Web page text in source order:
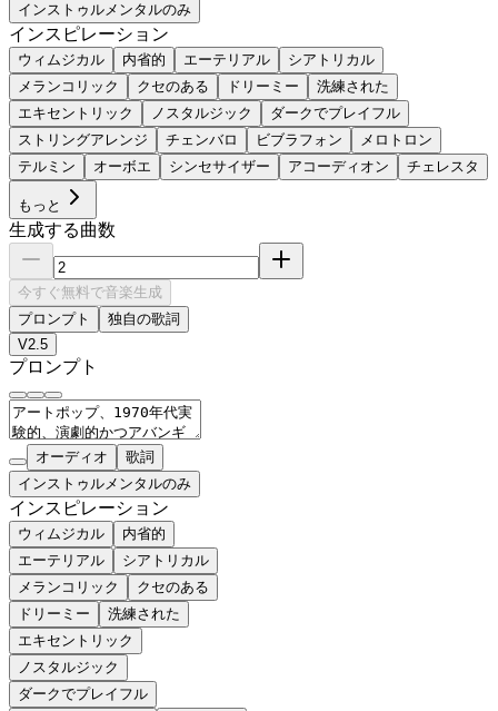
インストゥルメンタルのみ
インスピレーション
ウィムジカル 内省的 エーテリアル
シアトリカル
メランコリック
クセのある ドリーミー
洗練された
エキセントリック
ノスタルジック
ダークでプレイフル
ストリングアレンジ
チェンバロ ビブラフォン
メロトロン
テルミン
オーボエ シンセサイザー アコーディオン チェレスタ
もっと
生成する曲数
今すぐ無料で音楽生成
プロンプト
独自の歌詞
V2.5
プロンプト
オーディオ
歌詞
インストゥルメンタルのみ
インスピレーション
ウィムジカル
内省的
エーテリアル
シアトリカル
メランコリック
クセのある
ドリーミー
洗練された
エキセントリック
ノスタルジック
ダークでプレイフル